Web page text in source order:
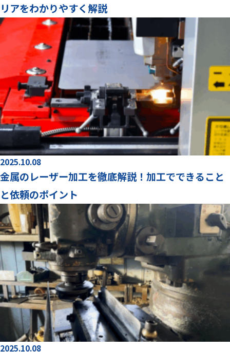
リアをわかりやすく解説
2025.10.08
金属のレーザー加工を徹底解説！加工でできること
と依頼のポイント
2025.10.08